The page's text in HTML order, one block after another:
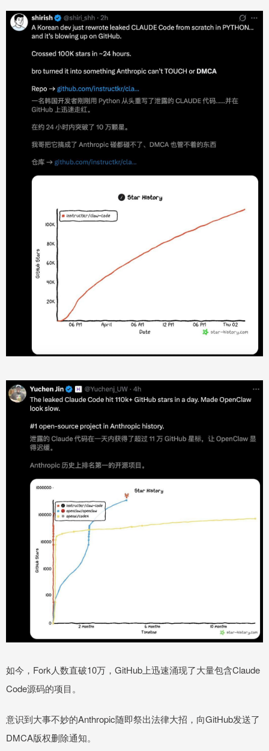
如今，Fork人数直破10万，GitHub上迅速涌现了大量包含Claude
Code源码的项目。
意识到大事不妙的Anthropic随即祭出法律大招，向GitHub发送了
DMCA版权删除通知。